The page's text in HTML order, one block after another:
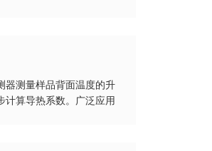
器测量样品背面温度的升
计算导热系数。广泛应用